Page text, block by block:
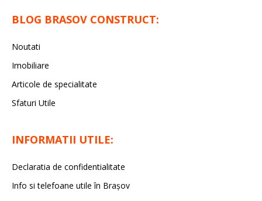
BLOG BRASOV CONSTRUCT:
Noutati
Imobiliare
Articole de specialitate
Sfaturi Utile
INFORMATII UTILE:
Declaratia de confidentialitate
Info si telefoane utile în Braşov